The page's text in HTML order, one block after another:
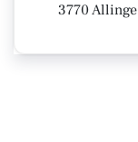
3770 Allinge